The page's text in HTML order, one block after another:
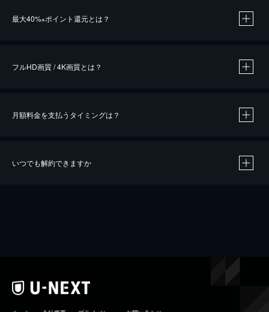
最大40%※ポイント還元とは？
※40％ポイント還元の対象は、クレジットカード決済による作品の購入 / レンタルです。
iOSアプリのUコイン決済による作品の購入 / レンタルは、20％のポイント還元です。
フルHD画質 / 4K画質とは？
月額料金を支払うタイミングは？
いつでも解約できますか